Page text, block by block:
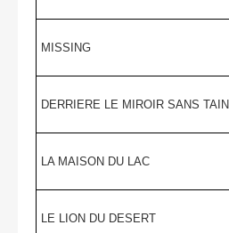
MISSING
DERRIERE LE MIROIR SANS TAIN
LA MAISON DU LAC
LE LION DU DESERT